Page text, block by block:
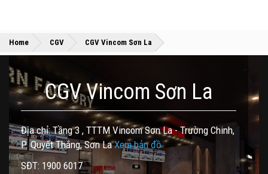
Home »
CGV »
CGV Vincom Sơn La
CGV Vincom Sơn La
Địa chỉ: Tầng 3 , TTTM Vincom Sơn La - Trường Chinh,
P. Quyết Thắng, Sơn LaXem bản đồ
SĐT: 1900 6017